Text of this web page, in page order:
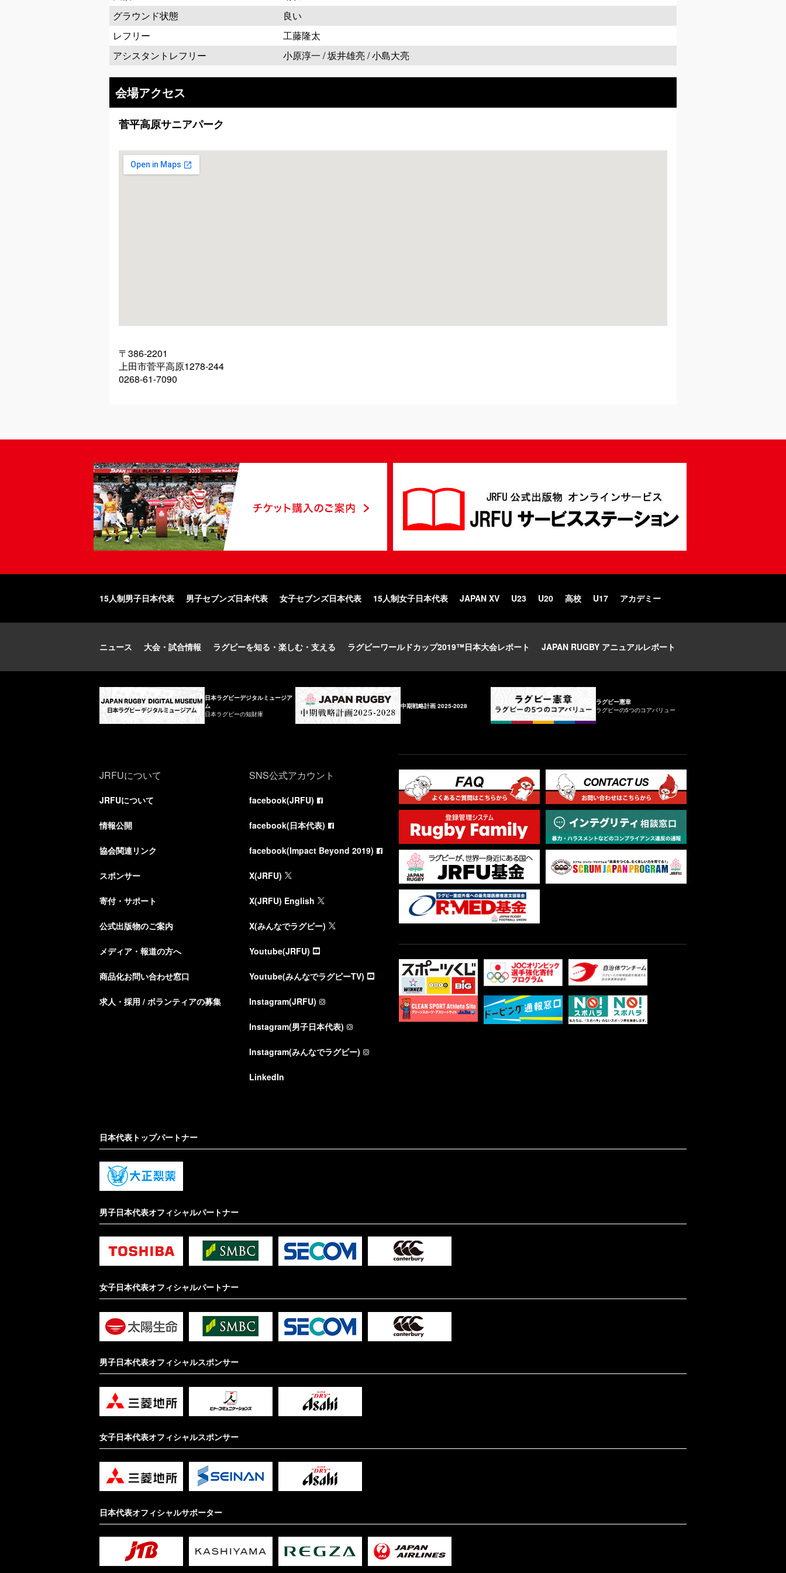
グラウンド状態
良い
レフリー
工藤隆太
アシスタントレフリー
小原淳一 / 坂井雄亮 / 小島大亮
会場アクセス
菅平高原サニアパーク
〒386-2201
上田市菅平高原1278-244
0268-61-7090
15人制男子日本代表 男子セブンズ日本代表 女子セブンズ日本代表 15人制女子日本代表 JAPAN XV U23 U20 高校 U17 アカデミー
ニュース 大会・試合情報 ラグビーを知る・楽しむ・支える ラグビーワールドカップ2019™日本大会レポート JAPAN RUGBY アニュアルレポート
日本ラグビーデジタルミュージア
ム
日本ラグビーの知財庫
中期戦略計画 2025-2028
ラグビー憲章
ラグビーの5つのコアバリュー
JRFUについて
JRFUについて
情報公開
協会関連リンク
スポンサー
寄付・サポート
公式出版物のご案内
メディア・報道の方へ
商品化お問い合わせ窓口
求人・採用 / ボランティアの募集
SNS公式アカウント
facebook(JRFU)
facebook(日本代表)
facebook(Impact Beyond 2019)
X(JRFU)
X(JRFU) English
X(みんなでラグビー)
Youtube(JRFU)
Youtube(みんなでラグビーTV)
Instagram(JRFU)
Instagram(男子日本代表)
Instagram(みんなでラグビー)
LinkedIn
日本代表トップパートナー
男子日本代表オフィシャルパートナー
女子日本代表オフィシャルパートナー
男子日本代表オフィシャルスポンサー
女子日本代表オフィシャルスポンサー
日本代表オフィシャルサポーター